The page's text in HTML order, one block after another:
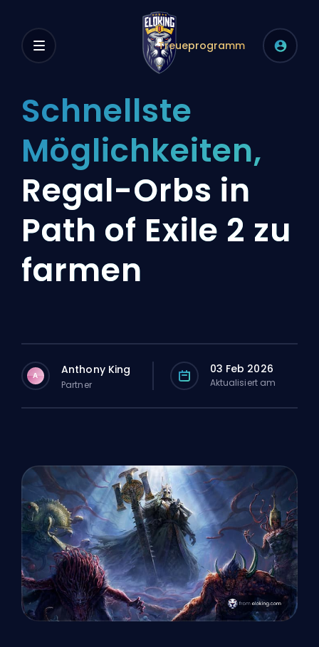
Treueprogramm
Schnellste
Möglichkeiten,
Regal-Orbs in
Path of Exile 2 zu
farmen
A Anthony King
Partner
03 Feb 2026
Aktualisiert am